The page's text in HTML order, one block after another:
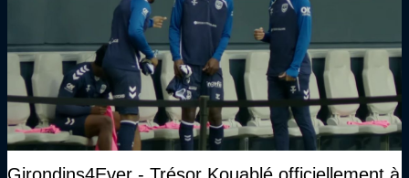
Girondins4Ever - Trésor Kouablé officiellement à